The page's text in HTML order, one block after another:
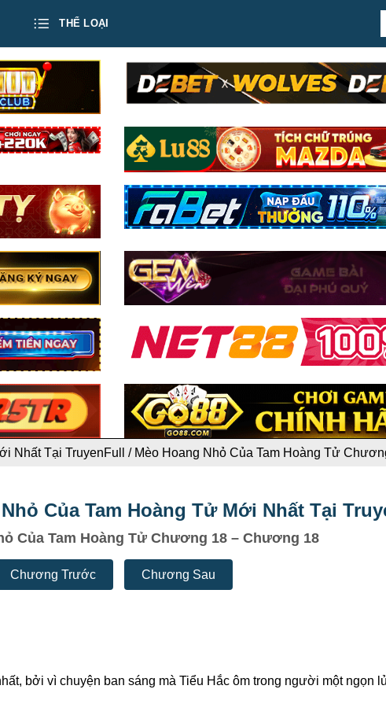
THỂ LOẠI
Nhất Tại TruyenFull / Mèo Hoang Nhỏ Của Tam Hoàng Tử
Của Tam Hoàng Tử Mới Nhất Tại
Của Tam Hoàng Tử Chương 18 – Chương 18
Chương Trước Chương Sau
bởi vì chuyện ban sáng mà Tiểu Hắc ôm trong người một ngọn